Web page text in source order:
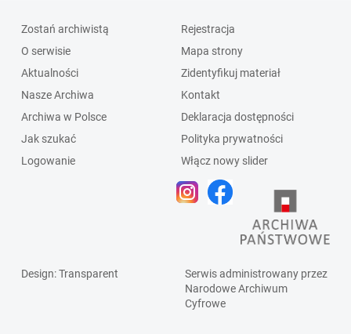
Zostań archiwistą
O serwisie
Aktualności
Nasze Archiwa
Archiwa w Polsce
Jak szukać
Logowanie
Rejestracja
Mapa strony
Zidentyfikuj materiał
Kontakt
Deklaracja dostępności
Polityka prywatności
Włącz nowy slider
Design: Transparent
Serwis administrowany przez
Narodowe Archiwum
Cyfrowe